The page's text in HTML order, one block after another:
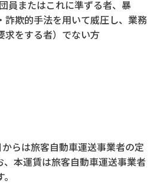
員またはこれに準ずる者、暴
詐欺的手法を用いて威圧し、業務
求をする者）でない方
らは旅客自動車運送事業者の定
、本運賃は旅客自動車運送事業者